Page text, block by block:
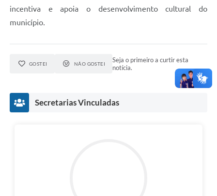
incentiva e apoia o desenvolvimento cultural do
município.
GOSTEI NÃO GOSTEI
Seja o primeiro a curtir esta
notícia.
Secretarias Vinculadas